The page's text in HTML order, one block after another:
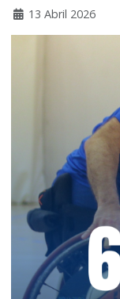
13 Abril 2026